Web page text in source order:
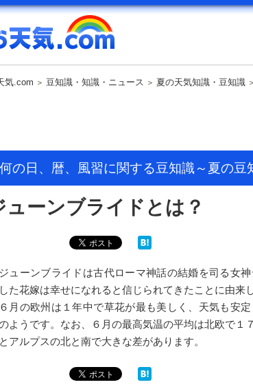
気.com 豆知識・知識・ニュース 夏の天気知識・豆知識
何の日、暦、風習に関する豆知識～夏の豆
ューンブライドとは？
ジューンブライドは古代ローマ神話の結婚を司る女
した花嫁は幸せになれると信じられてきたことに由来
６月の欧州は１年中で草花が最も美しく、天気も安
ようです。なお、６月の最高気温の平均は北欧で
とアルプスの北と南で大きな差があります。